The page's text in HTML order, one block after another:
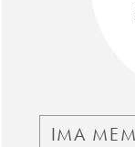
IMA